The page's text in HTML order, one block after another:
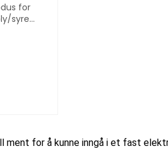
for
syre
for å kunne inngå i et fast